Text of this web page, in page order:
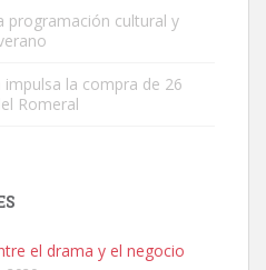
programación cultural y
impulsa la compra de 26
Romeral
el drama y el negocio